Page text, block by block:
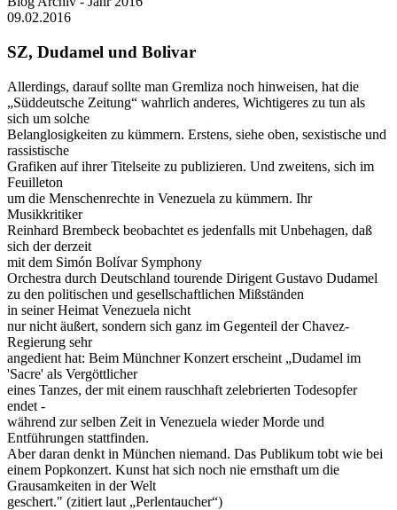
09.02.2016
SZ, Dudamel und Bolivar
Allerdings, darauf sollte man Gremliza noch hinweisen, hat die
„Süddeutsche Zeitung“ wahrlich anderes, Wichtigeres zu tun als
sich um solche
Belanglosigkeiten zu kümmern. Erstens, siehe oben, sexistische und
rassistische
Grafiken auf ihrer Titelseite zu publizieren. Und zweitens, sich im
Feuilleton
um die Menschenrechte in Venezuela zu kümmern. Ihr
Musikkritiker
Reinhard Brembeck beobachtet es jedenfalls mit Unbehagen, daß
sich der derzeit
mit dem Simón Bolívar Symphony
Orchestra durch Deutschland tourende Dirigent Gustavo Dudamel
zu den politischen und gesellschaftlichen Mißständen
in seiner Heimat Venezuela nicht
nur nicht äußert, sondern sich ganz im Gegenteil der Chavez-
Regierung sehr
angedient hat: Beim Münchner Konzert erscheint „Dudamel im
'Sacre' als Vergöttlicher
eines Tanzes, der mit einem rauschhaft zelebrierten Todesopfer
endet -
während zur selben Zeit in Venezuela wieder Morde und
Entführungen stattfinden.
Aber daran denkt in München niemand. Das Publikum tobt wie bei
einem Popkonzert. Kunst hat sich noch nie ernsthaft um die
Grausamkeiten in der Welt
geschert." (zitiert laut „Perlentaucher“)